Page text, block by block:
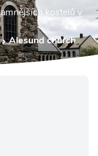
kostelů v
Alesund church